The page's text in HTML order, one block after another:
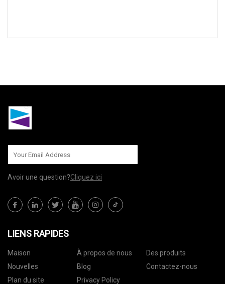
Avoir une question?Cliquez ici
LIENS RAPIDES
Maison À propos de nous
Des produits
Nouvelles
Blog
Contactez-nous
Plan du site
Privacy Policy